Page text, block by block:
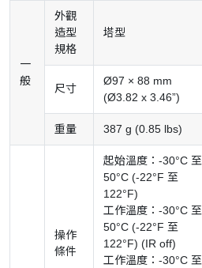
一
般
外觀
造型
規格
塔型
尺寸
Ø97 × 88 mm
(Ø3.82 x 3.46”)
重量 387 g (0.85 lbs)
操作
條件
起始溫度：-30°C 至
50°C (-22°F 至
122°F)
工作溫度：-30°C 至
50°C (-22°F 至
122°F) (IR off)
工作溫度：-30°C 至